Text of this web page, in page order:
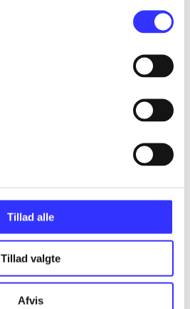
Tillad alle
Tillad valgte
Afvis